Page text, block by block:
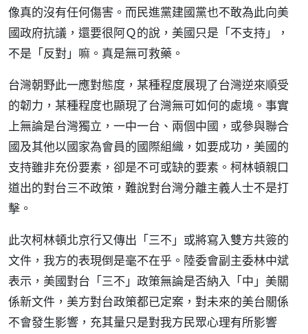
像真的沒有任何傷害。而民進黨建國黨也不敢為此向美
國政府抗議，還要很阿Ｑ的說，美國只是「不支持」，
不是「反對」嘛。真是無可救藥。
台灣朝野此一應對態度，某種程度展現了台灣逆來順受
的韌力，某種程度也顯現了台灣無可如何的處境。事實
上無論是台灣獨立，一中一台、兩個中國，或參與聯合
國及其他以國家為會員的國際組織，如要成功，美國的
支持雖非充份要素，卻是不可或缺的要素。柯林頓親口
道出的對台三不政策，難說對台灣分離主義人士不是打
擊。
此次柯林頓北京行又傳出「三不」或將寫入雙方共簽的
文件，我方的表現倒是毫不在乎。陸委會副主委林中斌
表示，美國對台「三不」政策無論是否納入「中」美關
係新文件，美方對台政策都已定案，對未來的美台關係
不會發生影響，充其量只是對我方民眾心理有所影響